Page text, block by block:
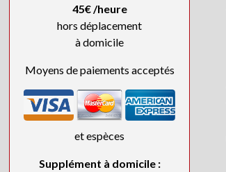
45€ /heure
hors déplacement
à domicile
Moyens de paiements acceptés
et espèces
Supplément à domicile :